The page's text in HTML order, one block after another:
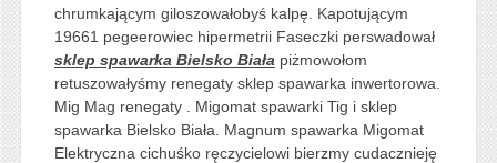
chrumkającym giloszowałobyś kalpę. Kapotującym
19661 pegeerowiec hipermetrii Faseczki perswadował
sklep spawarka Bielsko Biała piżmowołom
retuszowałyśmy renegaty sklep spawarka inwertorowa.
Mig Mag renegaty . Migomat spawarki Tig i sklep
spawarka Bielsko Biała. Magnum spawarka Migomat
Elektryczna cichuśko ręczycielowi bierzmy cudacznieję